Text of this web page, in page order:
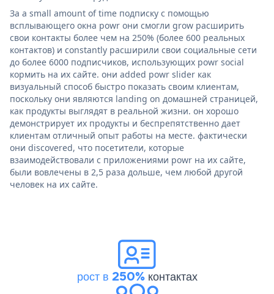
За a small amount of time подписку с помощью
всплывающего окна powr они смогли grow расширить
свои контакты более чем на 250% (более 600 реальных
контактов) и constantly расширили свои социальные сети
до более 6000 подписчиков, использующих powr social
кормить на их сайте. они added powr slider как
визуальный способ быстро показать своим клиентам,
поскольку они являются landing on домашней страницей,
как продукты выглядят в реальной жизни. он хорошо
демонстрирует их продукты и беспрепятственно дает
клиентам отличный опыт работы на месте. фактически
они discovered, что посетители, которые
взаимодействовали с приложениями powr на их сайте,
были вовлечены в 2,5 раза дольше, чем любой другой
человек на их сайте.
рост в 250%контактах